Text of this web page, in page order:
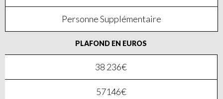
Personne Supplémentaire
PLAFOND EN EUROS
38 236€
57146€